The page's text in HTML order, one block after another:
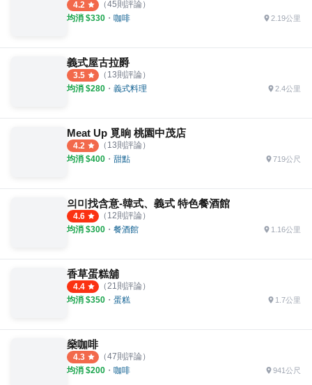
4.2 （45則評論）
均消 $330 ・ 咖啡 2.19公里
義式屋古拉爵
3.5 （ 13則評論）
均消 $280 ・ 義式料理 2.4公里
Meat Up 覓晌 桃園中茂店
4.2 （ 13則評論）
均消 $400 ・ 甜點 719公尺
의미找含意-韓式、義式 特色餐酒館
4.6 （ 12則評論）
均消 $300 ・ 餐酒館 1.16公里
香草蛋糕舖
4.4 （21則評論）
均消 $350 ・ 蛋糕 1.7公里
燊咖啡
4.3 （47則評論）
均消 $200 ・ 咖啡 941公尺